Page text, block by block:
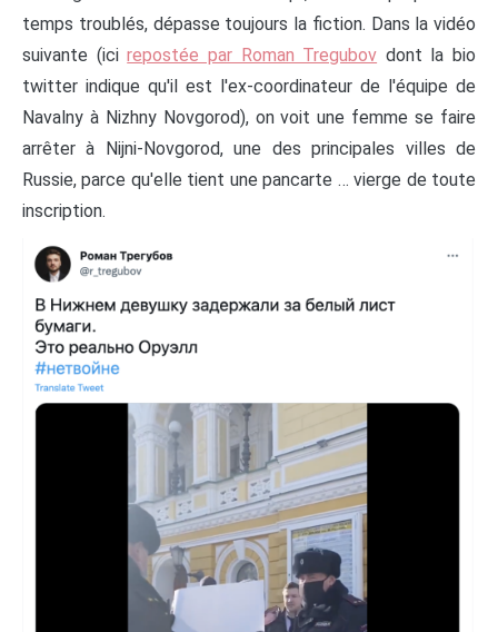
temps troublés, dépasse toujours la fiction. Dans la vidéo
suivante (icirepostée par Roman Tregubov dont la bio
twitter indique qu'il est l'ex-coordinateur de l'équipe de
Navalny à Nizhny Novgorod), on voit une femme se faire
arrêter à Nijni-Novgorod, une des principales villes de
Russie, parce qu'elle tient une pancarte … vierge de toute
inscription.